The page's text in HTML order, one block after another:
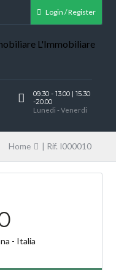
Login / Register
09.30 - 13.00 | 15.30
-20.00
Lunedi - Venerdi
Home | Rif. I000010
- Italia